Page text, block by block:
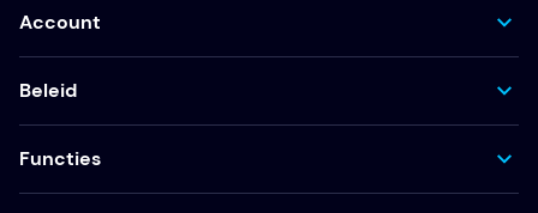
Account
Beleid
Functies